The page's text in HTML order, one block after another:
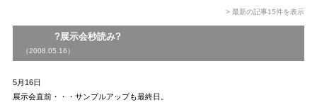
> 最新の記事15件を表示
?展示会秒読み?
（2008.05.16）
5月16日
展示会直前・・・サンプルアップも最終日。